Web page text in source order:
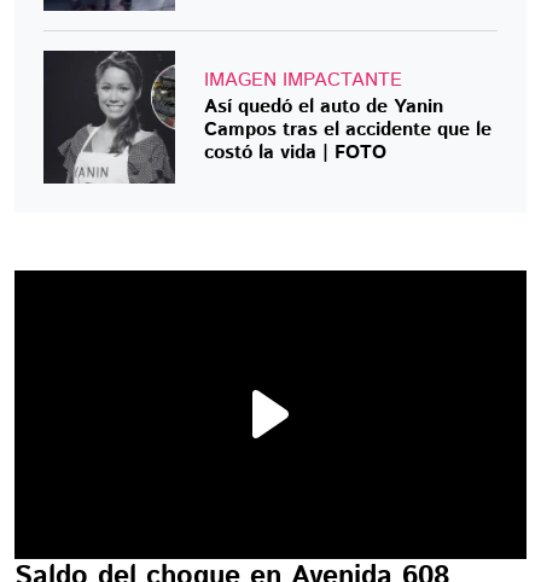
IMAGEN IMPACTANTE
Así quedó el auto de Yanin
Campos tras el accidente que le
costó la vida | FOTO